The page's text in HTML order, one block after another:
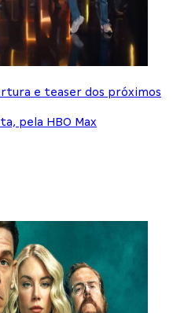
e teaser dos próximos
pela HBO Max